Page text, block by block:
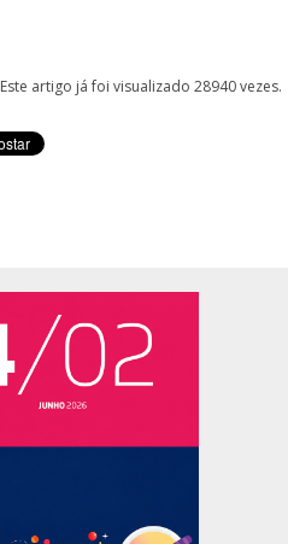
Este artigo já foi visualizado 28940 vezes.